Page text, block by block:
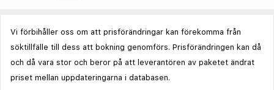
Vi förbihåller oss om att prisförändringar kan förekomma från
söktillfälle till dess att bokning genomförs. Prisförändringen kan då
och då vara stor och beror på att leverantören av paketet ändrat
priset mellan uppdateringarna i databasen.